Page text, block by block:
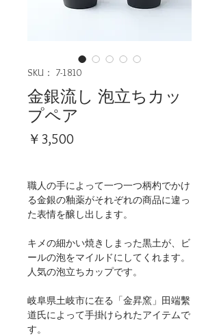
SKU： 7-1810
金銀流し 泡立ちカッ
プペア
￥3,500
職人の手によって一つ一つ柄杓でかけ
る金銀の釉薬がそれぞれの商品に違っ
た表情を醸し出します。
キメの細かい焼きしまった黒土が、ビ
ールの泡をマイルドにしてくれます。
人気の泡立ちカップです。
岐阜県土岐市に在る「金昇窯」田端繫
道氏によって手掛けられたアイテムで
す。